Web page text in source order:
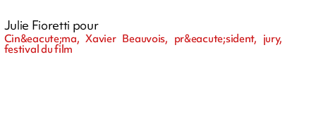
Julie Fioretti pour
Cin&eacute;ma, Xavier Beauvois, pr&eacute;sident, jury,
festival du film